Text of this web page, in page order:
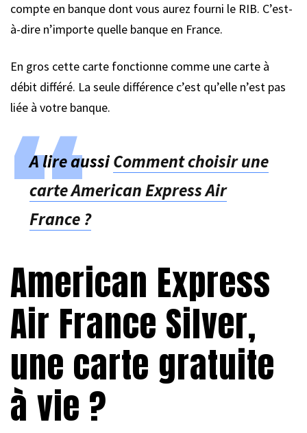
compte en banque dont vous aurez fourni le RIB. C’est-
à-dire n’importe quelle banque en France.
En gros cette carte fonctionne comme une carte à
débit différé. La seule différence c’est qu’elle n’est pas
liée à votre banque.
A lire aussiComment choisir une
carte American Express Air
France ?
American Express
Air France Silver,
une carte gratuite
à vie ?